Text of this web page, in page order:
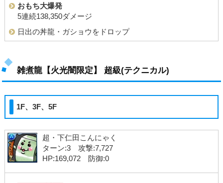
おもち大爆発
5連続138,350ダメージ
日出の丼龍・ガショウをドロップ
雑煮龍【火光闇限定】 超級(テクニカル)
1F、3F、5F
超・下仁田こんにゃく
ターン:3 攻撃:7,727
HP:169,072 防御:0